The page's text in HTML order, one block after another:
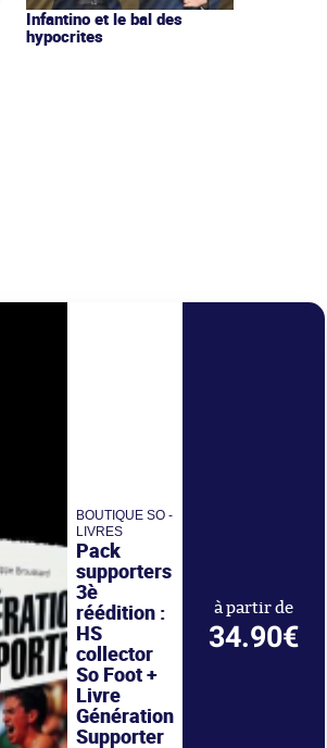
Infantino et le bal des
hypocrites
BOUTIQUE SO -
LIVRES
Pack
supporters
3è
réédition :
HS
collector
So Foot +
Livre
Génération
Supporter
à partir de
34.90€